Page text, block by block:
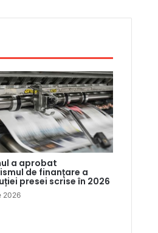
a aprobat
de finanțare a
presei scrise în 2026
2026